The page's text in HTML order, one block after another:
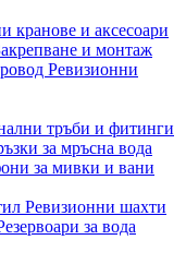
кранове и аксесоари
и монтаж
Ревизионни
тръби и фитинги
за мръсна вода
за мивки и вани
Ревизионни шахти
за вода